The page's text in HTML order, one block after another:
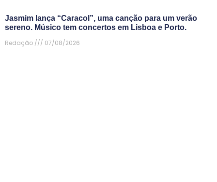
Jasmim lança “Caracol”, uma canção para um verão
sereno. Músico tem concertos em Lisboa e Porto.
Redação
07/08/2026